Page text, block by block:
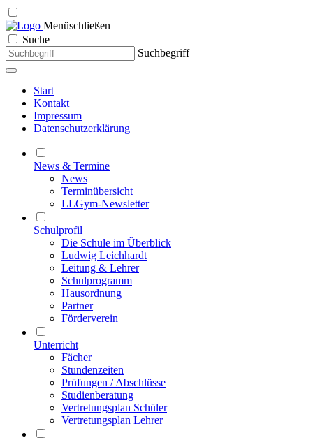
Menüschließen
Suche
Suchbegriff
Start
Kontakt
Impressum
Datenschutzerklärung
News & Termine
News
Terminübersicht
LLGym-Newsletter
Schulprofil
Die Schule im Überblick
Ludwig Leichhardt
Leitung & Lehrer
Schulprogramm
Hausordnung
Partner
Förderverein
Unterricht
Fächer
Stundenzeiten
Prüfungen / Abschlüsse
Studienberatung
Vertretungsplan Schüler
Vertretungsplan Lehrer